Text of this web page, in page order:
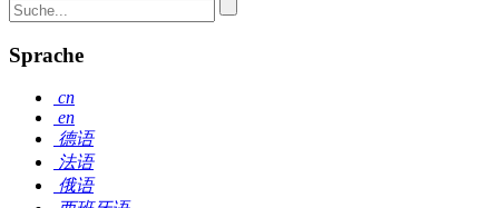
Sprache
cn
en
德语
法语
俄语